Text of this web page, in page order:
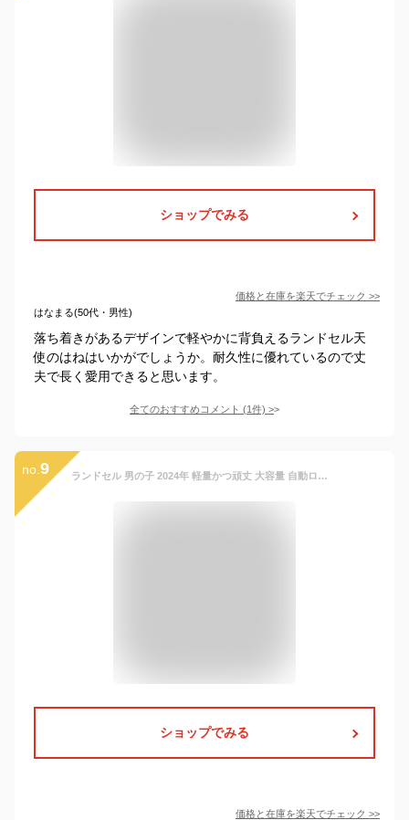
ショップでみる
価格と在庫を楽天でチェック >>
はなまる(50代・男性)
落ち着きがあるデザインで軽やかに背負えるランドセル天
使のはねはいかがでしょうか。耐久性に優れているので丈
夫で長く愛用できると思います。
全てのおすすめコメント (1件) >
no. 9 ランドセル 男の子 2024年 軽量かつ頑丈 大容量 自動ロック 防水仕上げ ブルー スポーツ感 ジャパンschoolbag 通学 入学お祝い A4フラットファイル対応 小学生通学鞄 6年間保証【Tenacity シリーズ】 【送料無料】【バオバブの願い正規品】
ショップでみる
価格と在庫を楽天でチェック >>